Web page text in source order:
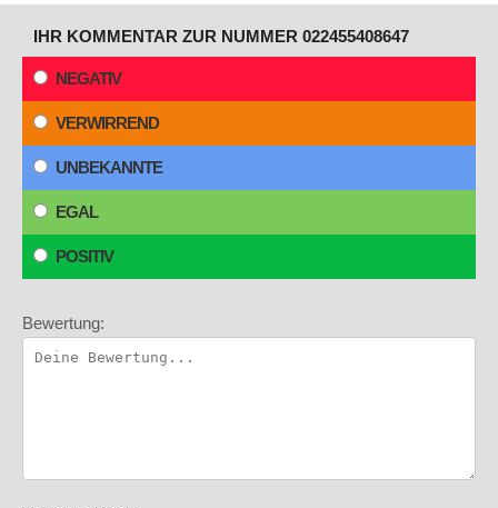
IHR KOMMENTAR ZUR NUMMER 022455408647
NEGATIV
VERWIRREND
UNBEKANNTE
EGAL
POSITIV
Bewertung: